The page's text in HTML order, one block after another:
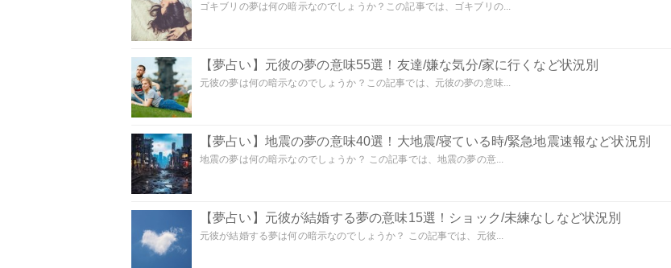
ゴキブリの夢は何の暗示なのでしょうか？この記事では、ゴキブリの...
【夢占い】元彼の夢の意味55選！友達/嫌な気分/家に行くなど状況別
元彼の夢は何の暗示なのでしょうか？この記事では、元彼の夢の意味...
【夢占い】地震の夢の意味40選！大地震/寝ている時/緊急地震速報など状況別
地震の夢は何の暗示なのでしょうか？ この記事では、地震の夢の意...
【夢占い】元彼が結婚する夢の意味15選！ショック/未練なしなど状況別
元彼が結婚する夢は何の暗示なのでしょうか？ この記事では、元彼...